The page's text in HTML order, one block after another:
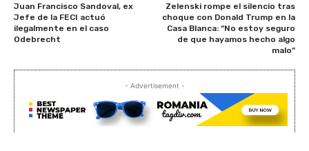
Juan Francisco Sandoval, ex
Jefe de la FECI actuó
ilegalmente en el caso
Odebrecht
Zelenski rompe el silencio tras
choque con Donald Trump en la
Casa Blanca: “No estoy seguro
de que hayamos hecho algo
malo”
- Advertisement -